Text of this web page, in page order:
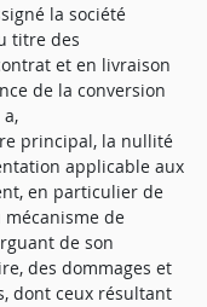
la société
titre des
et en livraison
de la conversion
principal, la nullité
applicable aux
en particulier de
de
de son
des dommages et
dont ceux résultant